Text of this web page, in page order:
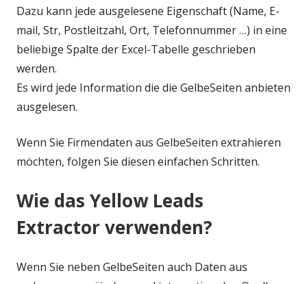
Dazu kann jede ausgelesene Eigenschaft (Name, E-
mail, Str, Postleitzahl, Ort, Telefonnummer …) in eine
beliebige Spalte der Excel-Tabelle geschrieben
werden.
Es wird jede Information die die GelbeSeiten anbieten
ausgelesen.
Wenn Sie Firmendaten aus GelbeSeiten extrahieren
möchten, folgen Sie diesen einfachen Schritten.
Wie das Yellow Leads
Extractor verwenden?
Wenn Sie neben GelbeSeiten auch Daten aus